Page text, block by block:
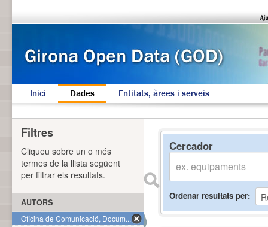
Inici Dades Entitats, àrees i serveis
Cercador
Ordenar resultats per
Filtres
Cliqueu sobre un o més
termes de la llista següent
per filtrar els resultats.
AUTORS
Oficina de Comunicació, Docum... (1)